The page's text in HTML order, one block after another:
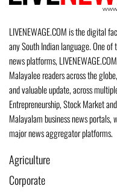
LIVENEWAGE.COM is the digital
any South Indian language. One
news platforms,
Malayalee readers across the
and valuable update, across
Entrepreneurship, Stock Market
Malayalam business news
major news aggregator platforms.
Agriculture
Corporate